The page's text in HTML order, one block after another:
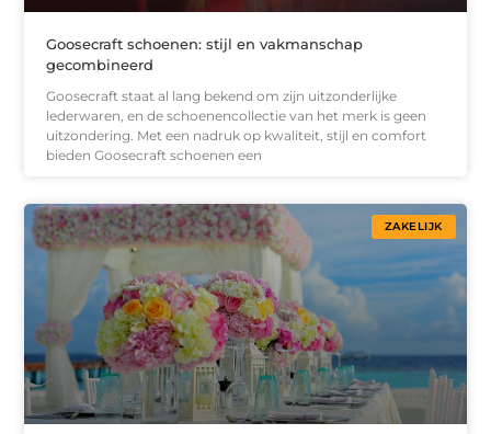
Goosecraft schoenen: stijl en vakmanschap
gecombineerd
Goosecraft staat al lang bekend om zijn uitzonderlijke
lederwaren, en de schoenencollectie van het merk is geen
uitzondering. Met een nadruk op kwaliteit, stijl en comfort
bieden Goosecraft schoenen een
ZAKELIJK